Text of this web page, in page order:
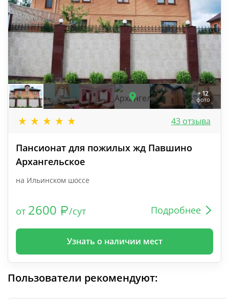
+ 12
фото
43 отзыва
Пансионат для пожилых жд Павшино
Архангельское
на Ильинском шоссе
от 2600 /сут Подробнее
Узнать о наличии мест
Пользователи рекомендуют: